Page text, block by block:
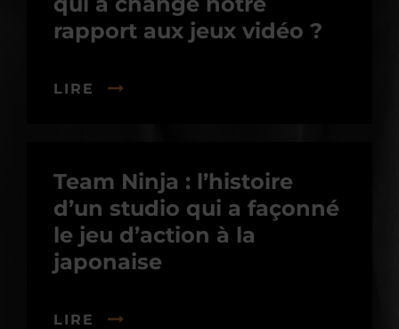
rapport aux jeux vidéo ?
LIRE
Team Ninja : l’histoire
d’un studio qui a façonné
le jeu d’action à la
japonaise
LIRE